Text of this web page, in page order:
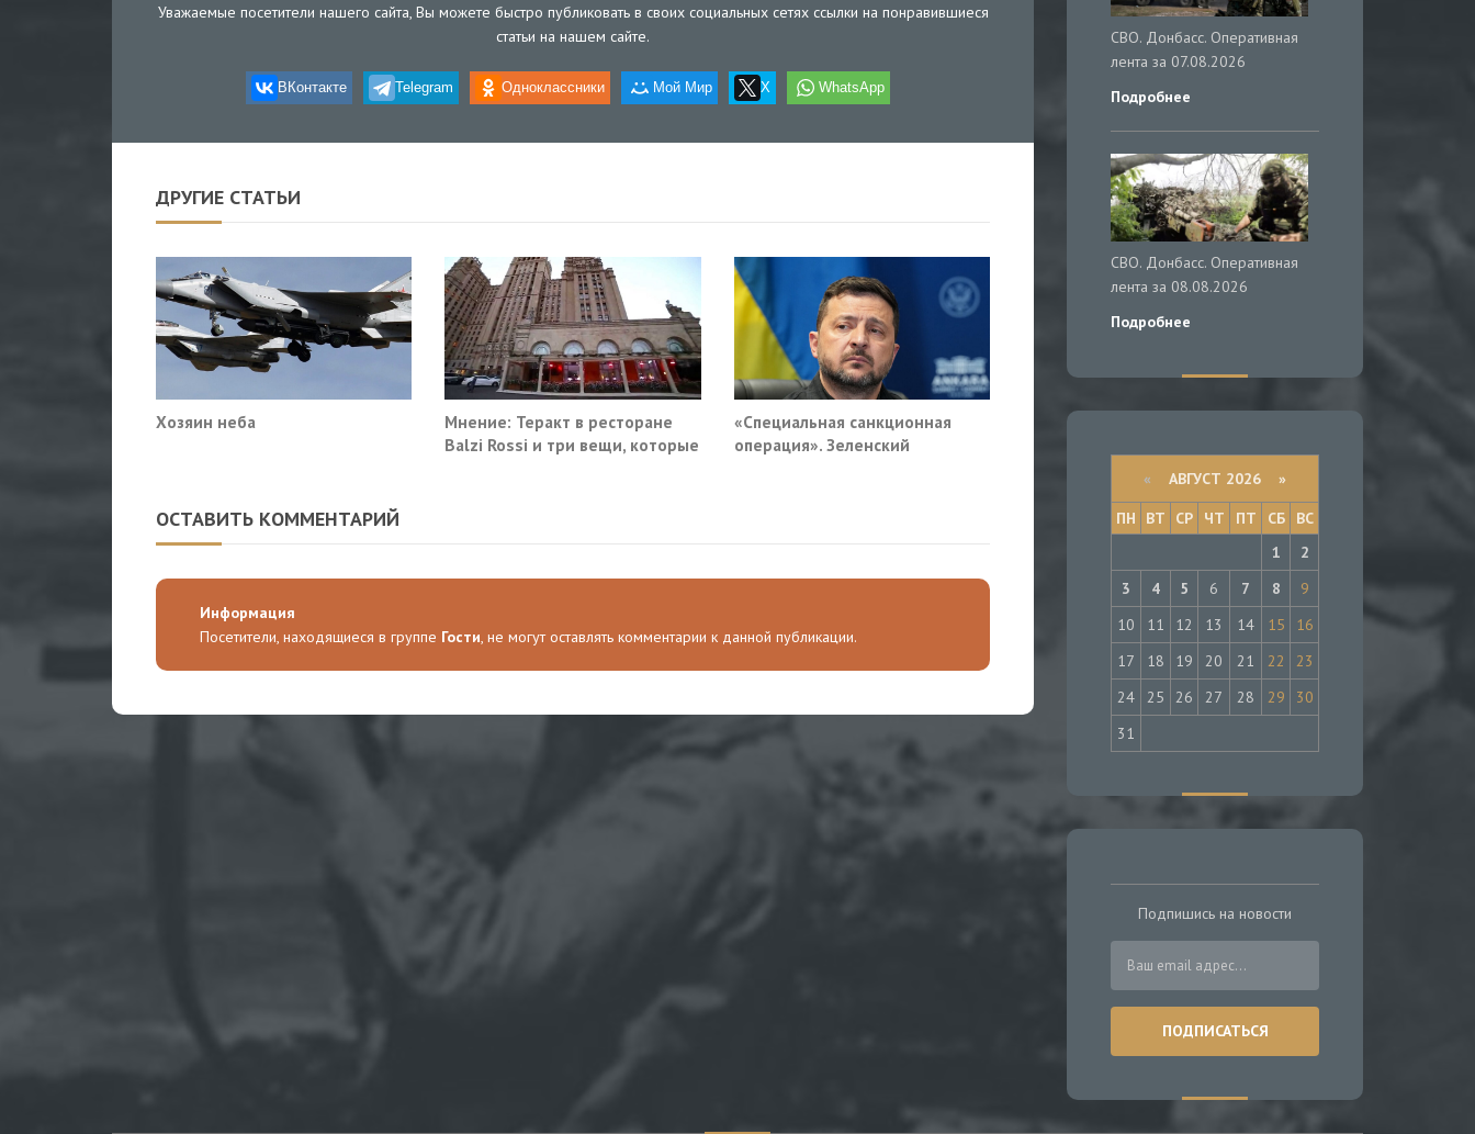
Уважаемые посетители нашего сайта, Вы можете быстро публиковать в своих социальных сетях ссылки на понравившиеся
статьи на нашем сайте.
ВКонтакте Telegram Одноклассники Мой Мир X WhatsApp
ДРУГИЕ СТАТЬИ
Хозяин неба
Мнение: Теракт в ресторане
Balzi Rossi и три вещи, которые
«Специальная санкционная
операция». Зеленский
ОСТАВИТЬ КОММЕНТАРИЙ
Информация
Посетители, находящиеся в группе Гости, не могут оставлять комментарии к данной публикации.
СВО. Донбасс. Оперативная
лента за 07.08.2026
Подробнее
СВО. Донбасс. Оперативная
лента за 08.08.2026
Подробнее
« АВГУСТ 2026 »
ПН
ВТ СР ЧТ ПТ СБ
ВС
1
2
3
4 5 6 7 8
9
10
11 12 13 14 15
16
17
18 19 20 21 22
23
24
25 26 27 28 29
30
31
Подпишись на новости